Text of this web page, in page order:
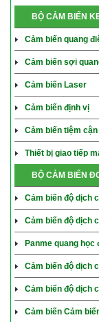
BỘ CẢM BIẾN
Cảm biến quang
Cảm biến sợi
Cảm biến Laser
Cảm biến định vị
Cảm biến tiệm cận
Thiết bị giao tiếp
BỘ CẢM BIẾN
Cảm biến độ dịch
Cảm biến độ dịch
Panme quang học
Cảm biến độ dịch
Cảm biến độ dịch
Cảm biến Cảm